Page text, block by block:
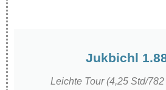
Jukbichl
Leichte Tour (4,25 Std/